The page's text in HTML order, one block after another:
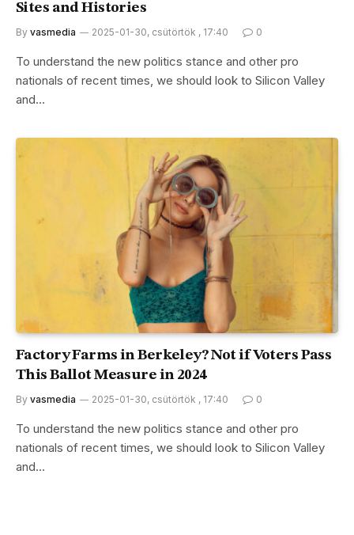
Sites and Histories
By vasmedia 2025-01-30, csütörtök , 17:40 0
To understand the new politics stance and other pro
nationals of recent times, we should look to Silicon Valley
and…
Factory Farms in Berkeley? Not if Voters Pass
This Ballot Measure in 2024
By vasmedia 2025-01-30, csütörtök , 17:40 0
To understand the new politics stance and other pro
nationals of recent times, we should look to Silicon Valley
and…